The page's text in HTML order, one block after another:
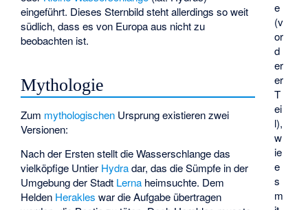
e
(v
or
d
er
er
T
ei
l),
w
ie
e
s
m
eingeführt. Dieses Sternbild steht allerdings so weit
südlich, dass es von Europa aus nicht zu
beobachten ist.
Mythologie
Zum mythologischen Ursprung existieren zwei
Versionen:
Nach der Ersten stellt die Wasserschlange das
vielköpfige Untier Hydradar, das die Sümpfe in der
Umgebung der Stadt Lerna heimsuchte. Dem
Helden Herakles war die Aufgabe übertragen